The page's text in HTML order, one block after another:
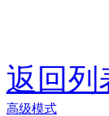
返回列
高级模式